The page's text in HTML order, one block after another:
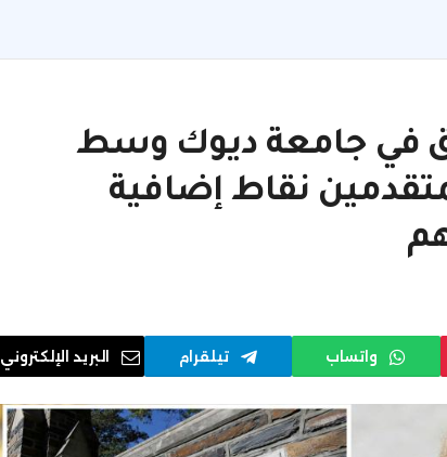
في جامعة ديوك وسط
نقاط إضافية
واتساب تيلقرام البريد الإلكتروني